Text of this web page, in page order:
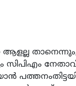
താനെന്നും,
സിപിഎം